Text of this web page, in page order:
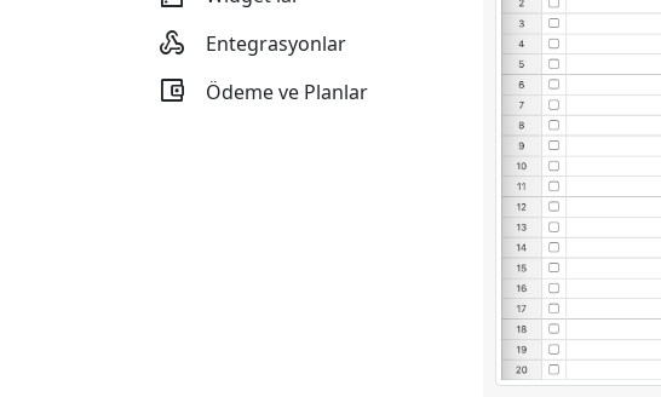
 Entegrasyonlar
 Ödeme ve Planlar